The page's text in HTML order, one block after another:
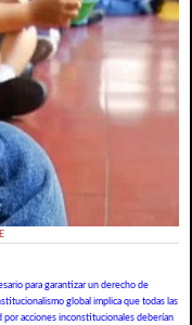
para garantizar un derecho de
global implica que todas las
por acciones inconstitucionales deberían